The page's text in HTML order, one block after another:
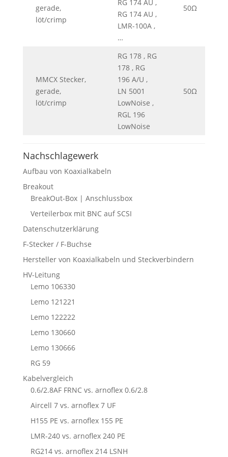
gerade,
löt/crimp
RG 174 AU ,
RG 174 AU ,
LMR-100A ,
…
50Ω
MMCX Stecker,
gerade,
löt/crimp
RG 178 , RG
178 , RG
196 A/U ,
LN 5001
LowNoise ,
RGL 196
LowNoise
50Ω
Nachschlagewerk
Aufbau von Koaxialkabeln
Breakout
BreakOut-Box | Anschlussbox
Verteilerbox mit BNC auf SCSI
Datenschutzerklärung
F-Stecker / F-Buchse
Hersteller von Koaxialkabeln und Steckverbindern
HV-Leitung
Lemo 106330
Lemo 121221
Lemo 122222
Lemo 130660
Lemo 130666
RG 59
Kabelvergleich
0.6/2.8AF FRNC vs. arnoflex 0.6/2.8
Aircell 7 vs. arnoflex 7 UF
H155 PE vs. arnoflex 155 PE
LMR-240 vs. arnoflex 240 PE
RG214 vs. arnoflex 214 LSNH